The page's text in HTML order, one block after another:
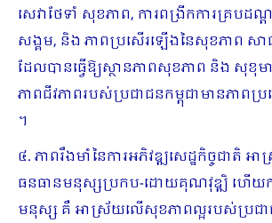
សេវាថែទាំ សុខភាព, ការពង្រីកការគ្របដណ្ត
សង្គម, និង ភាពប្រសើរឡើងនៃសុខភាព សា
ដែលបានធ្វើឱ្យស្ថានភាពសុខភាព និង សុ
ភាពជីវភាពរបស់ប្រជាជនកម្ពុជាមានភាពប្
។
៤. ភាពរឹងមាំនៃការអភិវឌ្ឍសេដ្ឋកិច្ចជាតិ អ
ធនធានមនុស្សប្រកប-ដោយគុណវុឌ្ឍិ ហើយក
មនុស្ស គឺ អាស្រ័យលើសុខភាពល្អរបស់ប្រជ